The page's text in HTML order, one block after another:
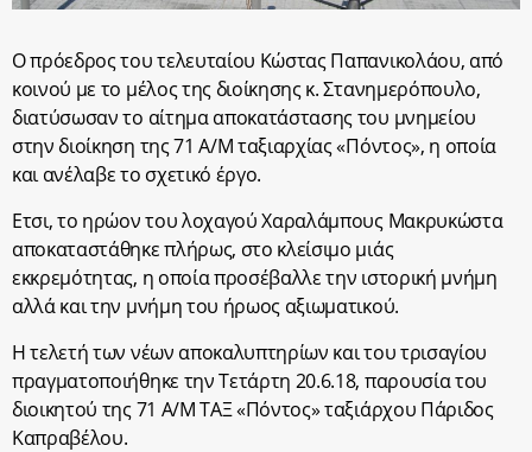
Ο πρόεδρος του τελευταίου Κώστας Παπανικολάου, από
κοινού με το μέλος της διοίκησης κ. Στανημερόπουλο,
διατύσωσαν το αίτημα αποκατάστασης του μνημείου
στην διοίκηση της 71 Α/Μ ταξιαρχίας «Πόντος», η οποία
και ανέλαβε το σχετικό έργο.
Ετσι, το ηρώον του λοχαγού Χαραλάμπους Μακρυκώστα
αποκαταστάθηκε πλήρως, στο κλείσιμο μιάς
εκκρεμότητας, η οποία προσέβαλλε την ιστορική μνήμη
αλλά και την μνήμη του ήρωος αξιωματικού.
Η τελετή των νέων αποκαλυπτηρίων και του τρισαγίου
πραγματοποιήθηκε την Τετάρτη 20.6.18, παρουσία του
διοικητού της 71 Α/Μ ΤΑΞ «Πόντος» ταξιάρχου Πάριδος
Καπραβέλου.